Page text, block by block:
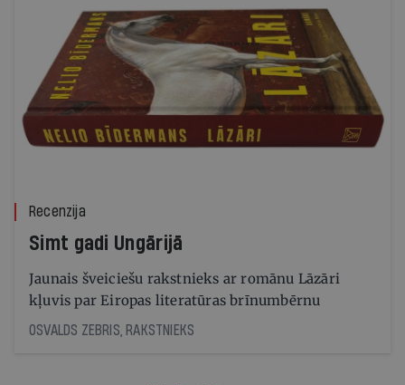
Recenzija
Simt gadi Ungārijā
Jaunais šveiciešu rakstnieks ar romānu Lāzāri
kļuvis par Eiropas literatūras brīnumbērnu
OSVALDS ZEBRIS, RAKSTNIEKS